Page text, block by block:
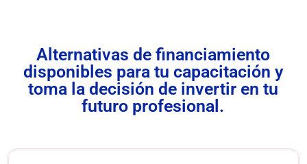
Alternativas de financiamiento
disponibles para tu capacitación y
toma la decisión de invertir en tu
futuro profesional.